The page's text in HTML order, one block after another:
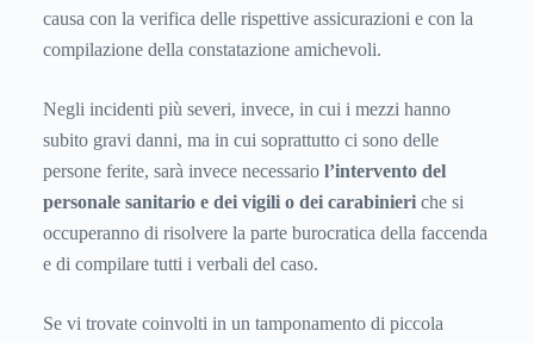
causa con la verifica delle rispettive assicurazioni e con la
compilazione della constatazione amichevoli.
Negli incidenti più severi, invece, in cui i mezzi hanno
subito gravi danni, ma in cui soprattutto ci sono delle
persone ferite, sarà invece necessario l’intervento del
personale sanitario e dei vigili o dei carabinieri che si
occuperanno di risolvere la parte burocratica della faccenda
e di compilare tutti i verbali del caso.
Se vi trovate coinvolti in un tamponamento di piccola